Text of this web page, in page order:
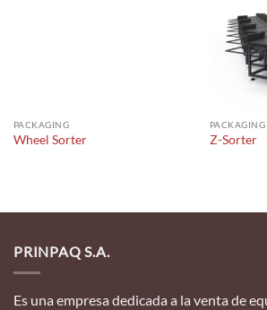
PACKAGING
Wheel Sorter
PACKAGING
Z-Sorter
PRINPAQ S.A.
Es una empresa dedicada a la venta de